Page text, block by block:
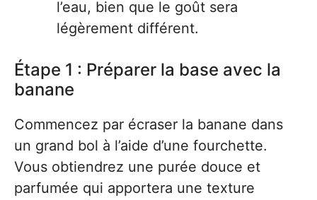
l’eau, bien que le goût sera
légèrement différent.
Étape 1 : Préparer la base avec la
banane
Commencez par écraser la banane dans
un grand bol à l’aide d’une fourchette.
Vous obtiendrez une purée douce et
parfumée qui apportera une texture